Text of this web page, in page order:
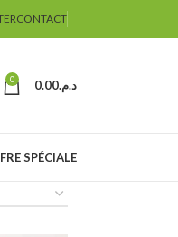
CONTACT
0 د.م.0.00
SPÉCIALE